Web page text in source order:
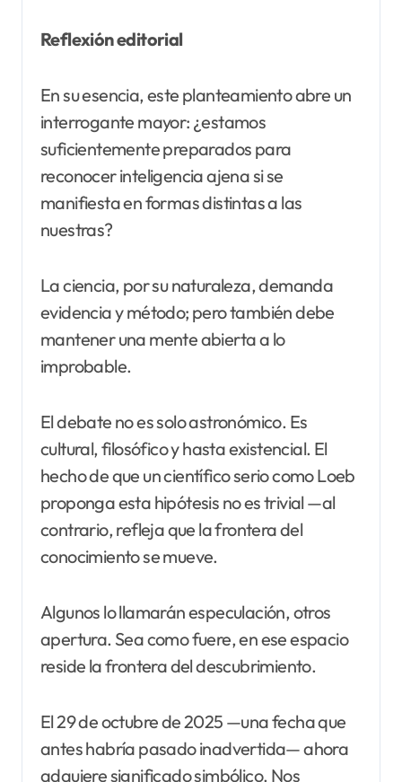
Reflexión editorial
En su esencia, este planteamiento abre un
interrogante mayor: ¿estamos
suficientemente preparados para
reconocer inteligencia ajena si se
manifiesta en formas distintas a las
nuestras?
La ciencia, por su naturaleza, demanda
evidencia y método; pero también debe
mantener una mente abierta a lo
improbable.
El debate no es solo astronómico. Es
cultural, filosófico y hasta existencial. El
hecho de que un científico serio como Loeb
proponga esta hipótesis no es trivial —al
contrario, refleja que la frontera del
conocimiento se mueve.
Algunos lo llamarán especulación, otros
apertura. Sea como fuere, en ese espacio
reside la frontera del descubrimiento.
El 29 de octubre de 2025 —una fecha que
antes habría pasado inadvertida— ahora
adquiere significado simbólico. Nos